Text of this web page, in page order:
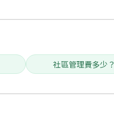
社區管理費多少？